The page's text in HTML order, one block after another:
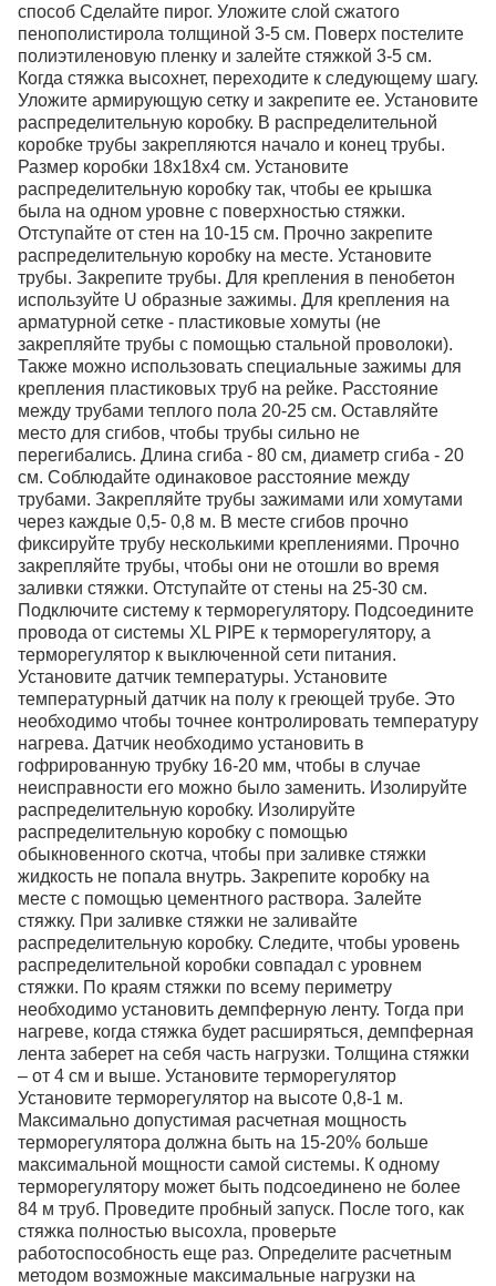
способ Сделайте пирог. Уложите слой сжатого
пенополистирола толщиной 3-5 см. Поверх постелите
полиэтиленовую пленку и залейте стяжкой 3-5 см.
Когда стяжка высохнет, переходите к следующему шагу.
Уложите армирующую сетку и закрепите ее. Установите
распределительную коробку. В распределительной
коробке трубы закрепляются начало и конец трубы.
Размер коробки 18х18х4 см. Установите
распределительную коробку так, чтобы ее крышка
была на одном уровне с поверхностью стяжки.
Отступайте от стен на 10-15 см. Прочно закрепите
распределительную коробку на месте. Установите
трубы. Закрепите трубы. Для крепления в пенобетон
используйте U образные зажимы. Для крепления на
арматурной сетке - пластиковые хомуты (не
закрепляйте трубы с помощью стальной проволоки).
Также можно использовать специальные зажимы для
крепления пластиковых труб на рейке. Расстояние
между трубами теплого пола 20-25 см. Оставляйте
место для сгибов, чтобы трубы сильно не
перегибались. Длина сгиба - 80 см, диаметр сгиба - 20
см. Соблюдайте одинаковое расстояние между
трубами. Закрепляйте трубы зажимами или хомутами
через каждые 0,5- 0,8 м. В месте сгибов прочно
фиксируйте трубу несколькими креплениями. Прочно
закрепляйте трубы, чтобы они не отошли во время
заливки стяжки. Отступайте от стены на 25-30 см.
Подключите систему к терморегулятору. Подсоедините
провода от системы XL PIPE к терморегулятору, а
терморегулятор к выключенной сети питания.
Установите датчик температуры. Установите
температурный датчик на полу к греющей трубе. Это
необходимо чтобы точнее контролировать температуру
нагрева. Датчик необходимо установить в
гофрированную трубку 16-20 мм, чтобы в случае
неисправности его можно было заменить. Изолируйте
распределительную коробку. Изолируйте
распределительную коробку с помощью
обыкновенного скотча, чтобы при заливке стяжки
жидкость не попала внутрь. Закрепите коробку на
месте с помощью цементного раствора. Залейте
стяжку. При заливке стяжки не заливайте
распределительную коробку. Следите, чтобы уровень
распределительной коробки совпадал с уровнем
стяжки. По краям стяжки по всему периметру
необходимо установить демпферную ленту. Тогда при
нагреве, когда стяжка будет расширяться, демпферная
лента заберет на себя часть нагрузки. Толщина стяжки
– от 4 см и выше. Установите терморегулятор
Установите терморегулятор на высоте 0,8-1 м.
Максимально допустимая расчетная мощность
терморегулятора должна быть на 15-20% больше
максимальной мощности самой системы. К одному
терморегулятору может быть подсоединено не более
84 м труб. Проведите пробный запуск. После того, как
стяжка полностью высохла, проверьте
работоспособность еще раз. Определите расчетным
методом возможные максимальные нагрузки на